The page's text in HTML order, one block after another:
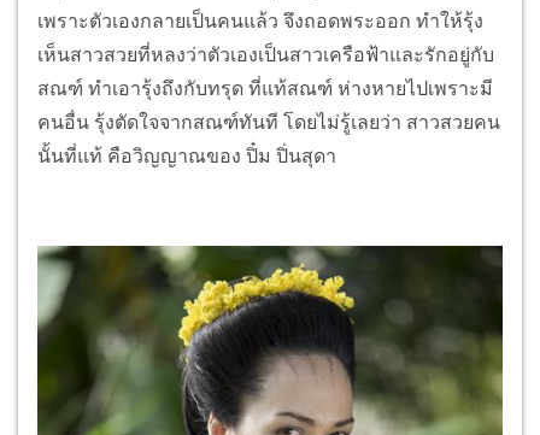
เพราะตัวเองกลายเป็นคนแล้ว จึงถอดพระออก ทำให้รุ้ง
เห็นสาวสวยที่หลงว่าตัวเองเป็นสาวเครือฟ้าและรักอยู่กับ
สณฑ์ ทำเอารุ้งถึงกับทรุด ที่แท้สณฑ์ ห่างหายไปเพราะมี
คนอื่น รุ้งตัดใจจากสณฑ์ทันที โดยไม่รู้เลยว่า สาวสวยคน
นั้นที่แท้ คือวิญญาณของ ปิ๋ม ปิ่นสุดา